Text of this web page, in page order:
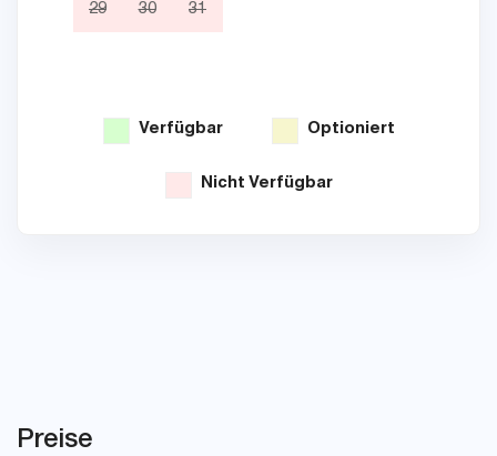
29 30 31
Verfügbar Optioniert
Nicht Verfügbar
Preise